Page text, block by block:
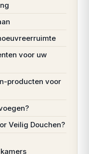
voor uw
producten voor
Veilig Douchen?